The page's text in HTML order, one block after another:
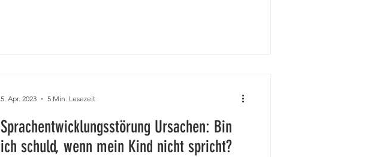
Sprachentwicklungsstörung Ursachen: Bin
ich schuld, wenn mein Kind nicht spricht?
5. Apr. 2023 5 Min. Lesezeit